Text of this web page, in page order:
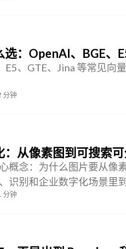
：OpenAI、BGE、
E5、GTE、Jina 等常见向
分钟
：从像素图到可搜索
概念：为什么图片要从像
识别和企业数字化场景里
分钟